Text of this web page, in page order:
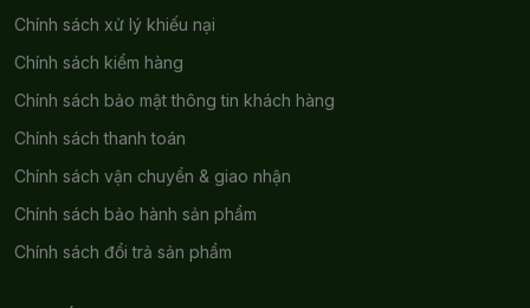
Vệ sinh định kỳ bằng tay hoặc giặt nhẹ bằng máy
Bảo quản nơi khô ráo, thoáng mát sau khi sử dụng
Chính sách xử lý khiếu nại
Chính sách kiểm hàng
Chính sách bảo mật thông tin khách hàng
Chính sách thanh toán
Chính sách vận chuyển & giao nhận
Chính sách bảo hành sản phẩm
Chính sách đổi trả sản phẩm